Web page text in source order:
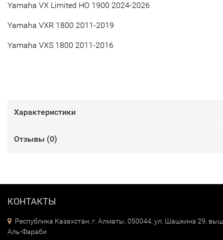
Yamaha VX Limited HO 1900 2024-2026
Yamaha VXR 1800 2011-2019
Yamaha VXS 1800 2011-2016
Характеристики
Отзывы (0)
КОНТАКТЫ
Республика Казахстан, г. Алматы, 050044, ул. Шашкина 29,
Аль-Фараби